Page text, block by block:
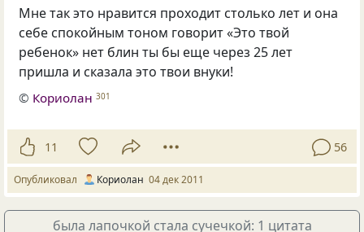
Мне так это нравится проходит столько лет и она
себе спокойным тоном говорит«Это твой
ребенок» нет блин ты бы еще через 25 лет
пришла и сказала это твои внуки!
© Кориолан 301
11 56
Опубликовал Кориолан 04 дек 2011
была лапочкой стала сучечкой: 1 цитата